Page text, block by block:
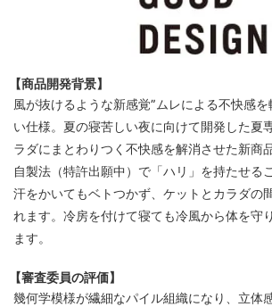
【商品開発背景】
風が抜けるような新感覚”ムレによる不快感
い仕様。夏の寝苦しい夜に向けて開発した夏
ラダにまとわりつく不快感を解消させた新商
自製法（特許出願中）で「ハリ」を持たせる
汗をかいてもベトつかず、ケットとカラダの
れます。冷房を付けて寝ても冷風から体を守
ます。
【審査委員の評価】
幾何学模様が繊細なパイル組織になり、立体